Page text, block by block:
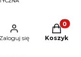
Zaloguj się Koszyk